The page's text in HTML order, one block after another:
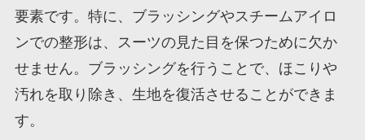
要素です。特に、ブラッシングやスチームアイロ
ンでの整形は、スーツの見た目を保つために欠か
せません。ブラッシングを行うことで、ほこりや
汚れを取り除き、生地を復活させることができま
す。